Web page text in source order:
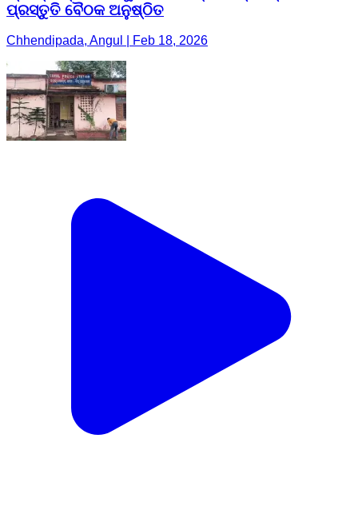
ପ୍ରସ୍ତୁତି ବୈଠକ ଅନୁଷ୍ଠିତ
Chhendipada, Angul | Feb 18, 2026